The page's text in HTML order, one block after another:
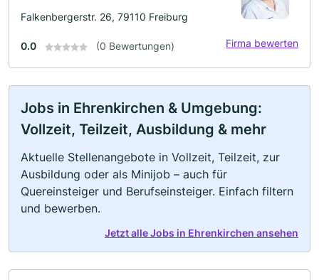
Falkenbergerstr. 26, 79110 Freiburg
0.0 (0 Bewertungen) Firma bewerten
Jobs in Ehrenkirchen & Umgebung:
Vollzeit, Teilzeit, Ausbildung & mehr
Aktuelle Stellenangebote in Vollzeit, Teilzeit, zur
Ausbildung oder als Minijob – auch für
Quereinsteiger und Berufseinsteiger. Einfach filtern
und bewerben.
Jetzt alle Jobs in Ehrenkirchen ansehen